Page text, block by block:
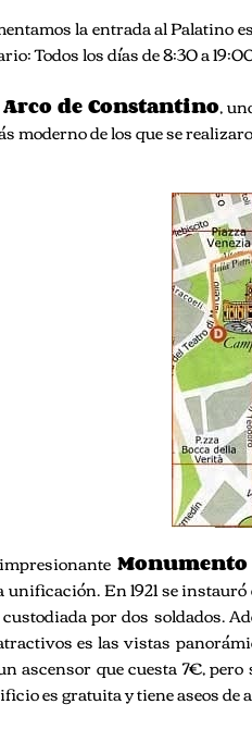
la entrada al Palatino
Todos los días de 8:30 a
Arco de Constantino,
moderno de los que se
unificación. En 1921 se
por dos soldados.
es las vistas
ascensor que cuesta 7€,
es gratuita y tiene aseos de